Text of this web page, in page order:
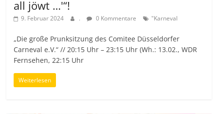
all jöwt …'“!
9. Februar 2024 . 0 Kommentare "Karneval
„Die große Prunksitzung des Comitee Düsseldorfer
Carneval e.V.“ // 20:15 Uhr – 23:15 Uhr (Wh.: 13.02., WDR
Fernsehen, 22:15 Uhr
Weiterlesen